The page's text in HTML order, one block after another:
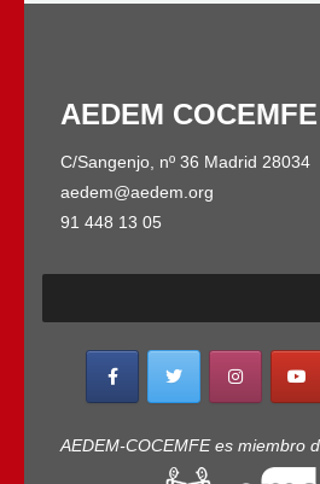
AEDEM COCEMFE
C/Sangenjo, nº 36 Madrid 28034
aedem@aedem.org
91 448 13 05
AEDEM-COCEMFE es miembro